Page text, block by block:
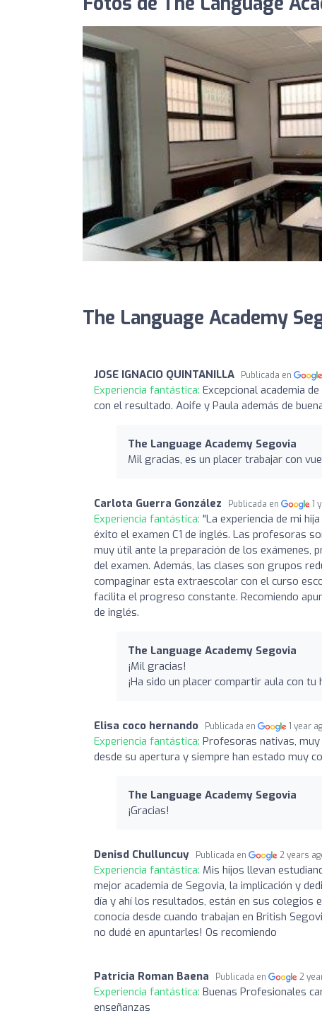
The Language Academy
JOSE IGNACIO QUINTANILLA Publicada en
Experiencia fantástica: Excepcional academia
con el resultado. Aoife y Paula además de
The Language Academy Segovia
Mil gracias, es un placer trabajar con
Carlota Guerra González Publicada en 1
Experiencia fantástica: "La experiencia de mi
éxito el examen C1 de inglés. Las profesoras
muy útil ante la preparación de los exámenes,
del examen. Además, las clases son grupos
compaginar esta extraescolar con el curso
facilita el progreso constante. Recomiendo
de inglés.
The Language Academy Segovia
¡Mil gracias!
¡Ha sido un placer compartir aula con tu
Elisa coco hernando Publicada en 1 year
Experiencia fantástica: Profesoras nativas,
desde su apertura y siempre han estado muy
The Language Academy Segovia
¡Gracias!
Denisd Chulluncuy Publicada en 2 years
Experiencia fantástica: Mis hijos llevan
mejor academia de Segovia, la implicación y
día y ahí los resultados, están en sus
conocía desde cuando trabajan en British
no dudé en apuntarles! Os recomiendo
Patricia Roman Baena Publicada en 2
Experiencia fantástica: Buenas Profesionales
enseñanzas